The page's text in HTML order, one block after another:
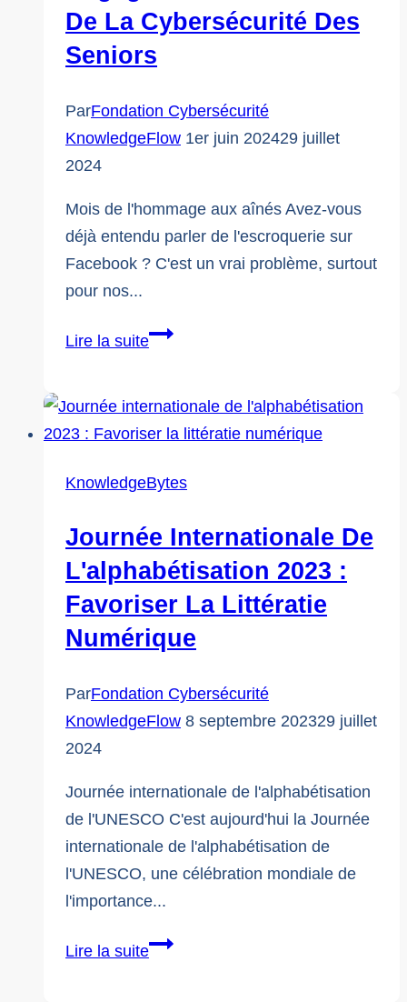
:
des
de
la
région
De La Cybersécurité Des
Seniors
ParFondation Cybersécurité
KnowledgeFlow 1er juin 202429 juillet
2024
Mois de l'hommage aux aînés Avez-vous
déjà entendu parler de l'escroquerie sur
Facebook ? C'est un vrai problème, surtout
pour nos...
Lire la suiteCélébration
des
seniors
Notre
engagement
en
faveur
de
cybersécurité
des
KnowledgeBytes
Journée Internationale De
L'alphabétisation 2023 :
Favoriser La Littératie
Numérique
ParFondation Cybersécurité
KnowledgeFlow 8 septembre 202329 juillet
2024
Journée internationale de l'alphabétisation
de l'UNESCO C'est aujourd'hui la Journée
internationale de l'alphabétisation de
l'UNESCO, une célébration mondiale de
l'importance...
Lire la suiteJournée